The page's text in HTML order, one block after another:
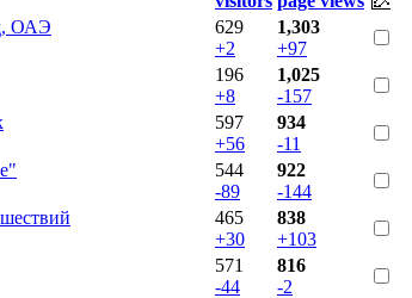
ОАЭ
629
+2
1,303
+97
196
+8
1,025
-157
597
+56
934
-11
544
-89
922
-144
465
+30
838
+103
571
-44
816
-2